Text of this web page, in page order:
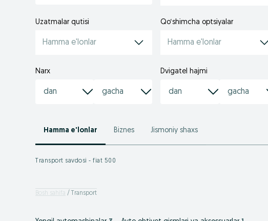
Uzatmalar qutisi
Hamma e'lonlar
Qo‘shimcha optsiyalar
Hamma e'lonlar
Narx Dvigatel hajmi
Hamma e'lonlar Biznes Jismoniy shaxs
Transport savdosi - fiat 500
Bosh sahifa Transport